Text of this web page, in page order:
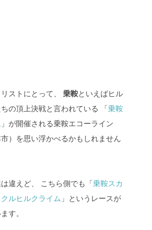
ストにとって、 乗鞍といえばヒル
の頂上決戦と言われている
「乗鞍
」が開催される乗鞍エコーライン
市）を思い浮かべるかもしれません
違えど、 こちら側でも「乗鞍スカ
ルヒルクライム 」というレースが
す。